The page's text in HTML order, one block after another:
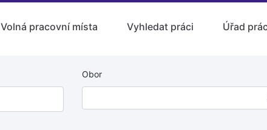
Volná pracovní místa Vyhledat práci Úřad
Obor